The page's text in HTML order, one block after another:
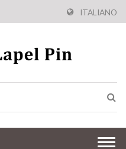
ITALIANO